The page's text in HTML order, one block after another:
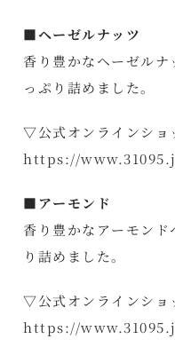
■ヘーゼルナッツ
香り豊かなヘーゼルナ
っぷり詰めました。
▽公式オンラインショ
https://
■アーモンド
香り豊かなアーモンド
り詰めました。
▽公式オンラインショ
https://